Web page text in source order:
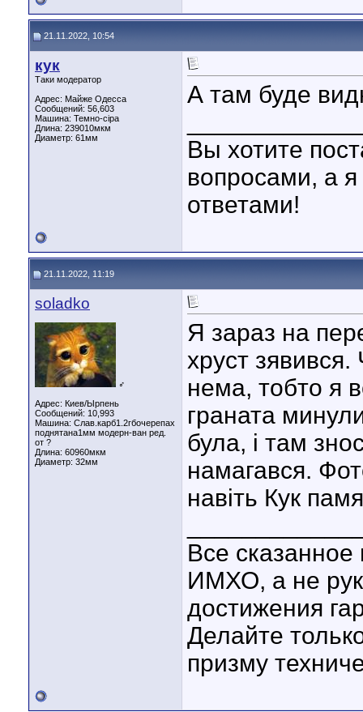
21.11.2022, 10:54
кук
Таки модератор
Адрес: Майже Одесса
Сообщений: 56,603
Машина: Темно-сіра
Длина: 239010мкм
Диаметр: 61мм
А там буде
Вы хотите
вопросами, а
ответами!
21.11.2022, 11:19
soladko
♂
Адрес: Киев/Ырпень
Сообщений: 10,993
Машина: Слав.карб1.2гбочерепах
поднятана1мм модерн-ван ред.
от ?
Длина: 60960мкм
Диаметр: 32мм
Я зараз на
хруст зявився.
нема, тобто я
граната
була, і там
намагався.
навіть Кук
Все
ИМХО, а не
достижения
Делайте
призму